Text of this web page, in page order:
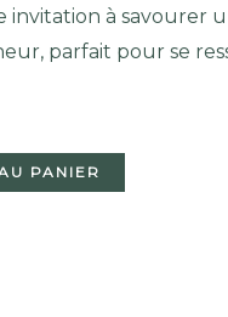
invitation à savourer
parfait pour se
PANIER